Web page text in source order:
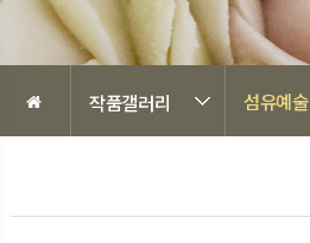
작품갤러리 섬유예술